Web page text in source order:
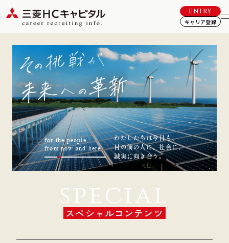
ENTRY
キャリア登録
for the people,
from now and here.
わたしたちは今日も、
目の前の人に、社会に、
誠実に向き合う。
special
スペシャルコンテンツ